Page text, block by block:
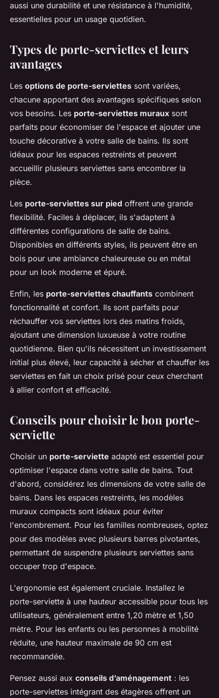
aussi une durabilité et une résistance à l'humidité,
essentielles pour un usage quotidien.
Types de porte-serviettes et leurs
avantages
Les options de porte-serviettes sont variées,
chacune apportant des avantages spécifiques selon
vos besoins. Les porte-serviettes muraux sont
parfaits pour économiser de l'espace et ajouter une
touche décorative à votre salle de bains. Ils sont
idéaux pour les espaces restreints et peuvent
accueillir plusieurs serviettes sans encombrer la
pièce.
Les porte-serviettes sur pied offrent une grande
flexibilité. Faciles à déplacer, ils s'adaptent à
différentes configurations de salle de bains.
Disponibles en différents styles, ils peuvent être en
bois pour une ambiance chaleureuse ou en métal
pour un look moderne et épuré.
Enfin, les porte-serviettes chauffants combinent
fonctionnalité et confort. Ils sont parfaits pour
réchauffer vos serviettes lors des matins froids,
ajoutant une dimension luxueuse à votre routine
quotidienne. Bien qu'ils nécessitent un investissement
initial plus élevé, leur capacité à sécher et chauffer les
serviettes en fait un choix prisé pour ceux cherchant
à allier confort et efficacité.
Conseils pour choisir le bon porte-
serviette
Choisir un porte-serviette adapté est essentiel pour
optimiser l'espace dans votre salle de bains. Tout
d'abord, considérez les dimensions de votre salle de
bains. Dans les espaces restreints, les modèles
muraux compacts sont idéaux pour éviter
l'encombrement. Pour les familles nombreuses, optez
pour des modèles avec plusieurs barres pivotantes,
permettant de suspendre plusieurs serviettes sans
occuper trop d'espace.
L'ergonomie est également cruciale. Installez le
porte-serviette à une hauteur accessible pour tous les
utilisateurs, généralement entre 1,20 mètre et 1,50
mètre. Pour les enfants ou les personnes à mobilité
réduite, une hauteur maximale de 90 cm est
recommandée.
Pensez aussi aux conseils d’aménagement : les
porte-serviettes intégrant des étagères offrent un